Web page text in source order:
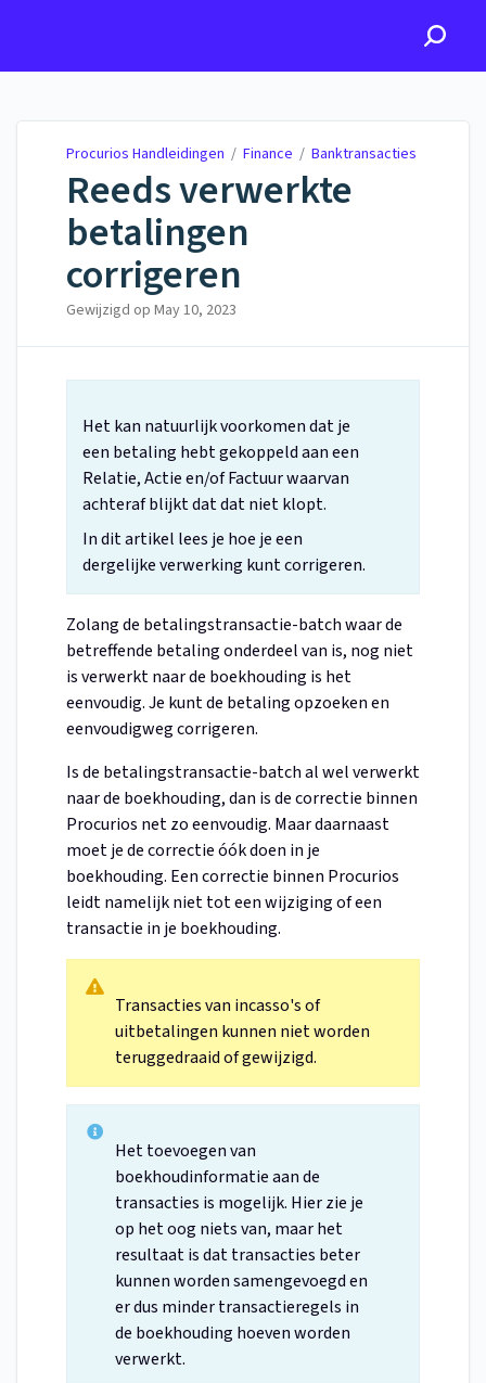
Procurios Handleidingen / Finance / Banktransacties
Reeds verwerkte
betalingen
corrigeren
Gewijzigd op May 10, 2023
Het kan natuurlijk voorkomen dat je
een betaling hebt gekoppeld aan een
Relatie, Actie en/of Factuur waarvan
achteraf blijkt dat dat niet klopt.
In dit artikel lees je hoe je een
dergelijke verwerking kunt corrigeren.
Zolang de betalingstransactie-batch waar de
betreffende betaling onderdeel van is, nog niet
is verwerkt naar de boekhouding is het
eenvoudig. Je kunt de betaling opzoeken en
eenvoudigweg corrigeren.
Is de betalingstransactie-batch al wel verwerkt
naar de boekhouding, dan is de correctie binnen
Procurios net zo eenvoudig. Maar daarnaast
moet je de correctie óók doen in je
boekhouding. Een correctie binnen Procurios
leidt namelijk niet tot een wijziging of een
transactie in je boekhouding.
Transacties van incasso's of
uitbetalingen kunnen niet worden
teruggedraaid of gewijzigd.
Het toevoegen van
boekhoudinformatie aan de
transacties is mogelijk. Hier zie je
op het oog niets van, maar het
resultaat is dat transacties beter
kunnen worden samengevoegd en
er dus minder transactieregels in
de boekhouding hoeven worden
verwerkt.